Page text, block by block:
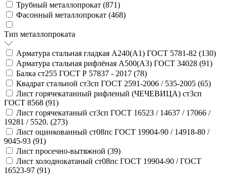
Трубный металлопрокат (871)
Фасонный металлопрокат (468)
Тип металлопроката
Арматура стальная гладкая А240(А1) ГОСТ 5781-82 (130)
Арматура стальная рифлёная А500(А3) ГОСТ 34028 (91)
Балка ст255 ГОСТ Р 57837 - 2017 (78)
Квадрат стальной ст3сп ГОСТ 2591-2006 / 535-2005 (65)
Лист горячекатанный рифленый (ЧЕЧЕВИЦА) ст3сп
ГОСТ 8568 (91)
Лист горячекатаный ст3сп ГОСТ 16523 / 14637 / 17066 /
19281 / 5520. (273)
Лист оцинкованный ст08пс ГОСТ 19904-90 / 14918-80 /
9045-93 (91)
Лист просечно-вытяжной (39)
Лист холоднокатаный ст08пс ГОСТ 19904-90 / ГОСТ
16523-97 (91)